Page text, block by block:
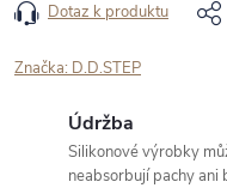
Dotaz k produktu
Značka: D.D.STEP
Údržba
Silikonové výrobky
neabsorbují pachy ani